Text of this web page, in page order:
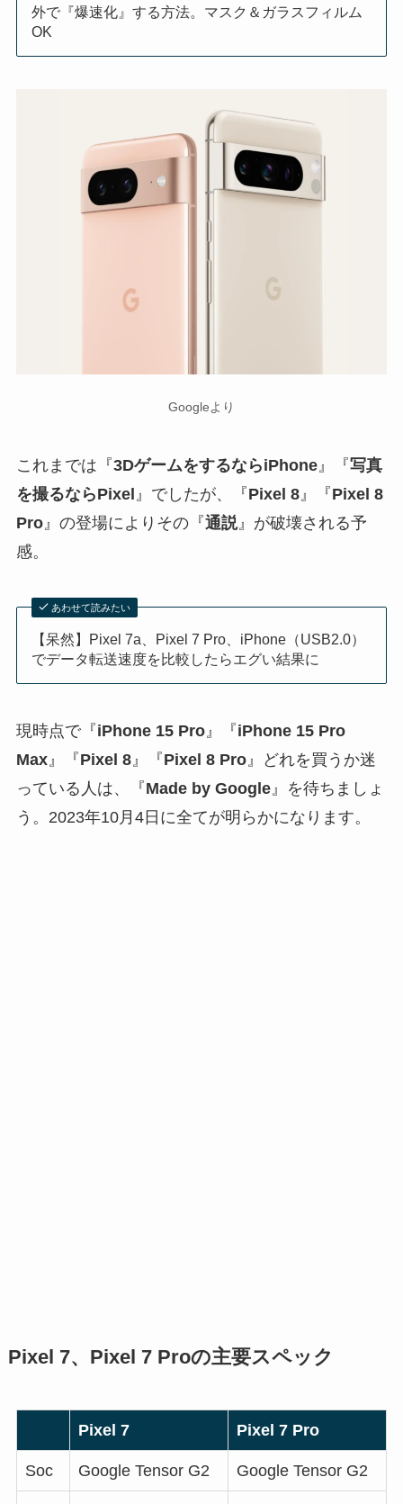
外で『爆速化』する方法。マスク＆ガラスフィルム
OK
Googleより
これまでは『3DゲームをするならiPhone』『写真
を撮るならPixel 』でしたが、『Pixel 8』『Pixel 8
Pro』の登場によりその『通説』が破壊される予
感。
あわせて読みたい
【呆然】Pixel 7a、Pixel 7 Pro、iPhone（USB2.0）
でデータ転送速度を比較したらエグい結果に
現時点で『iPhone 15 Pro』『iPhone 15 Pro
Max』『Pixel 8』『Pixel 8 Pro』どれを買うか迷
っている人は、『Made by Google』を待ちましょ
う。2023年10月4日に全てが明らかになります。
Pixel 7、Pixel 7 Proの主要スペック
Pixel 7 Pixel 7 Pro
Soc Google Tensor G2 Google Tensor G2